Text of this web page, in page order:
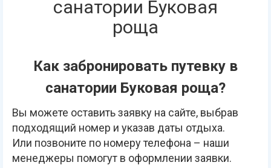
санатории Буковая
роща
Как забронировать путевку в
санатории Буковая роща?
Вы можете оставить заявку на сайте, выбрав
подходящий номер и указав даты отдыха.
Или позвоните по номеру телефона – наши
менеджеры помогут в оформлении заявки.